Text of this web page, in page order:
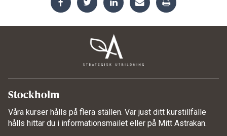
Stockholm
Våra kurser hålls på flera ställen. Var just ditt kurstillfälle
hålls hittar du i informationsmailet eller på Mitt Astrakan.